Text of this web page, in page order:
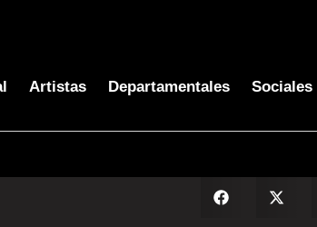
Artistas Departamentales Sociales